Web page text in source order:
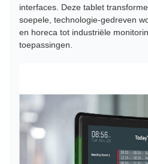
interfaces. Deze tablet
soepele, technologie-gedreven
en horeca tot industriële
toepassingen.